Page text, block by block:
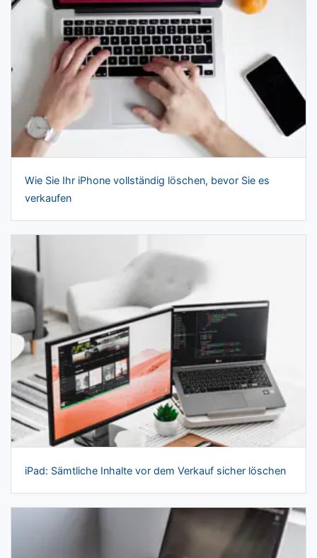
Wie Sie Ihr iPhone vollständig löschen, bevor Sie es
verkaufen
iPad: Sämtliche Inhalte vor dem Verkauf sicher löschen